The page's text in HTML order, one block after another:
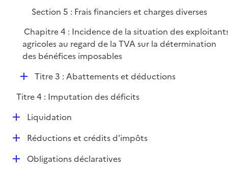
e
p
l
i
e
Section 5 : Frais financiers et charges diverses
Chapitre 4 : Incidence de la situation des
agricoles au regard de la TVA sur la détermination
des bénéfices imposables
D
p
e
Titre 3 : Abattements et déductions
Titre 4 : Imputation des déficits
DLiquidation
DRéductions et crédits d'impôts
DObligations déclaratives